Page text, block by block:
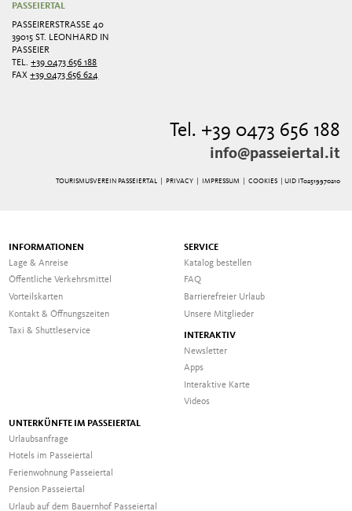
PASSEIERTAL
PASSEIRERSTRASSE 40
39015 ST. LEONHARD IN
PASSEIER
TEL.+39 0473 656 188
FAX+39 0473 656 624
Tel. +39 0473 656 188
info@passeiertal.it
TOURISMUSVEREIN PASSEIERTAL | PRIVACY| IMPRESSUM| COOKIES | UID IT02519970210
INFORMATIONEN
Lage & Anreise
Öffentliche Verkehrsmittel
Vorteilskarten
Kontakt & Öffnungszeiten
Taxi & Shuttleservice
SERVICE
Katalog bestellen
FAQ
Barrierefreier Urlaub
Unsere Mitglieder
INTERAKTIV
Newsletter
Apps
Interaktive Karte
Videos
UNTERKÜNFTE IM PASSEIERTAL
Urlaubsanfrage
Hotels im Passeiertal
Ferienwohnung Passeiertal
Pension Passeiertal
Urlaub auf dem Bauernhof Passeiertal